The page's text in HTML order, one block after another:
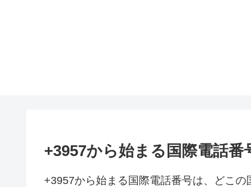
+3957から始まる国際電話番
+3957から始まる国際電話番号は、どこ